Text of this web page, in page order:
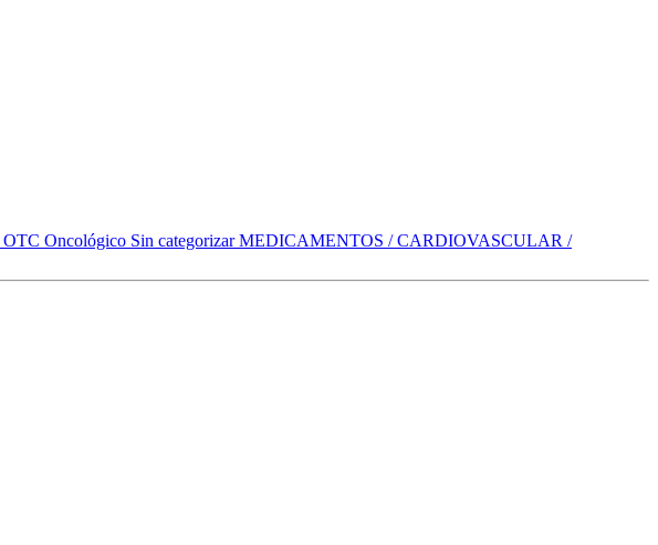
OTC Oncológico Sin categorizar MEDICAMENTOS / CARDIOVASCULAR /